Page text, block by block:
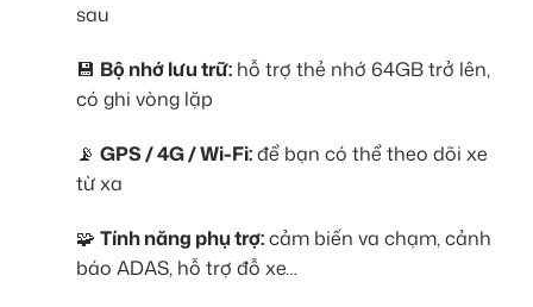
sau
💾 Bộ nhớ lưu trữ: hỗ trợ thẻ nhớ 64GB trở lên,
có ghi vòng lặp
📡 GPS / 4G / Wi-Fi:để bạn có thể theo dõi xe
từ xa
🧩 Tính năng phụ trợ:cảm biến va chạm, cảnh
báo ADAS, hỗ trợ đỗ xe…